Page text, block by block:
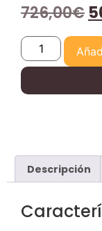
726,00€
Descripción